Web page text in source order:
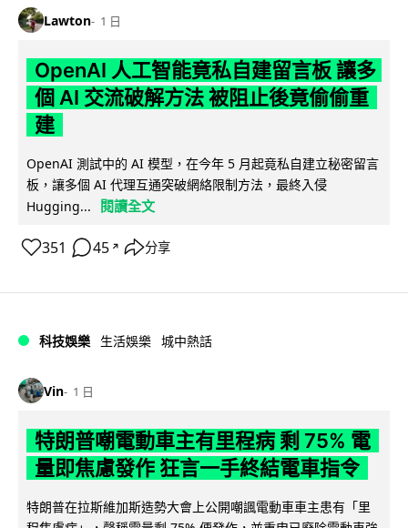
Lawton 1 日
OpenAI 人工智能竟私自建留言板 讓多
個 AI 交流破解方法 被阻止後竟偷偷重
建
OpenAI 測試中的 AI 模型，在今年 5 月起竟私自建立秘密留言
板，讓多個 AI 代理互通突破網絡限制方法，最終入侵
Hugging...
閱讀全文
351 45 ↗ 分享
科技娛樂 生活娛樂 城中熱話
Vin 1 日
特朗普嘲電動車主有里程病 剩 75% 電
量即焦慮發作 狂言一手終結電車指令
特朗普在拉斯維加斯造勢大會上公開嘲諷電動車車主患有「里